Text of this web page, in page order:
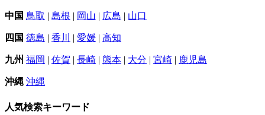
中国 鳥取 | 島根 | 岡山 | 広島 | 山口
四国 徳島 | 香川 | 愛媛 | 高知
九州 福岡 | 佐賀 | 長崎 | 熊本 | 大分 | 宮崎 | 鹿児島
沖縄 沖縄
人気検索キーワード